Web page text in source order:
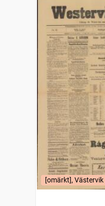
[omärkt], Västervik